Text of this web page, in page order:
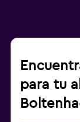
para tu